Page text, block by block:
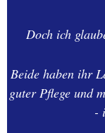
Doch ich
Beide haben ihr
guter Pflege und
-